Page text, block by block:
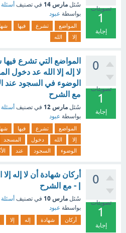
تصويتات
1
إجابة
سُئل مارس 14 في تصنيف
بواسطة عبود
المواضع تشرع فيها
إلا
الله
0
تصويتات
1
إجابة
المواضع التي تشرع فيها
لا إله إلا الله عد دخول
الوضوء في السجود عند
مع الشرح
سُئل مارس 12 في تصنيف
بواسطة عبود
المواضع تشرع فيها
إلا
الله دخول المسجد
الوضوء
السجود عند
0
تصويتات
1
إجابة
أركان شهادة أن لا إله
| - مع الشرح
سُئل مارس 10 في تصنيف
بواسطة عبود
أركان شهادة إله إلا